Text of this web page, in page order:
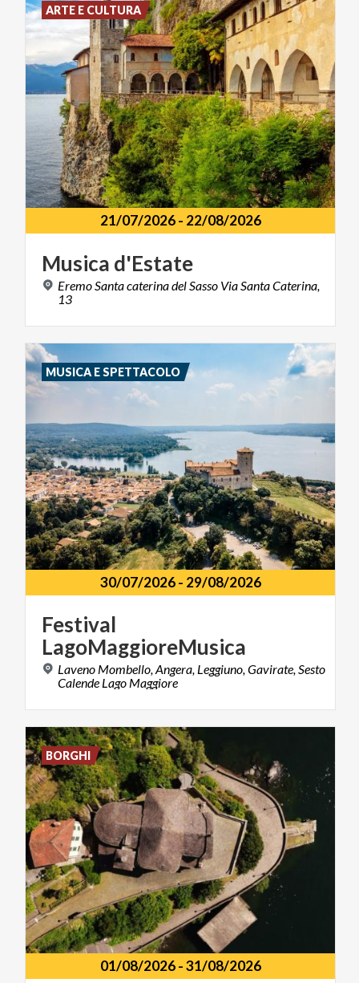
21/07/2026- 22/08/2026
Musica d'Estate
Eremo Santa caterina del Sasso Via Santa Caterina,
13
ARTE E CULTURA
30/07/2026- 29/08/2026
Festival
LagoMaggioreMusica
Laveno Mombello, Angera, Leggiuno, Gavirate, Sesto
Calende Lago Maggiore
MUSICA E SPETTACOLO
01/08/2026-31/08/2026
BORGHI